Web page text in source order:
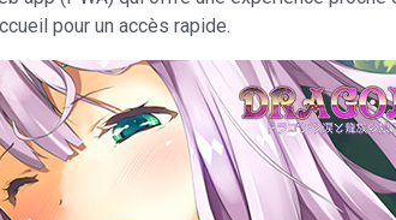
pour un accès rapide.